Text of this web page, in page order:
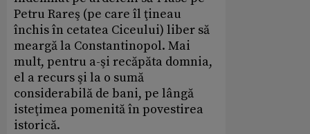
Petru Rareş (pe care îl ţineau
închis în cetatea Ciceului) liber să
meargă la Constantinopol. Mai
mult, pentru a-şi recăpăta domnia,
el a recurs şi la o sumă
considerabilă de bani, pe lângă
isteţimea pomenită în povestirea
istorică.